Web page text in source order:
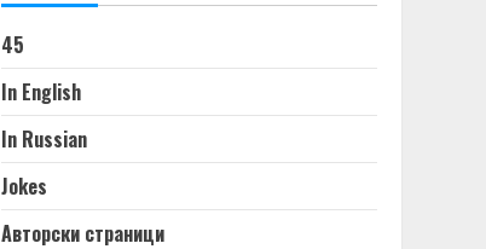
45
In English
In Russian
Jokes
Авторски страници